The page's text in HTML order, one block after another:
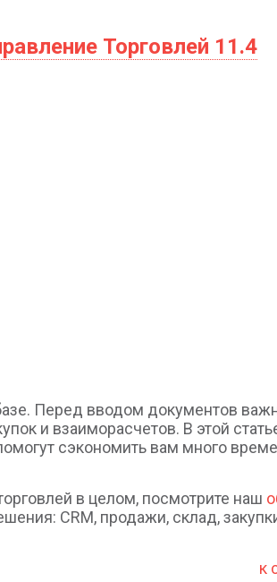
Торговлей 11.4
Перед вводом документов
и взаиморасчетов. В этой
сэкономить вам много
в целом, посмотрите наш
CRM, продажи, склад,
к